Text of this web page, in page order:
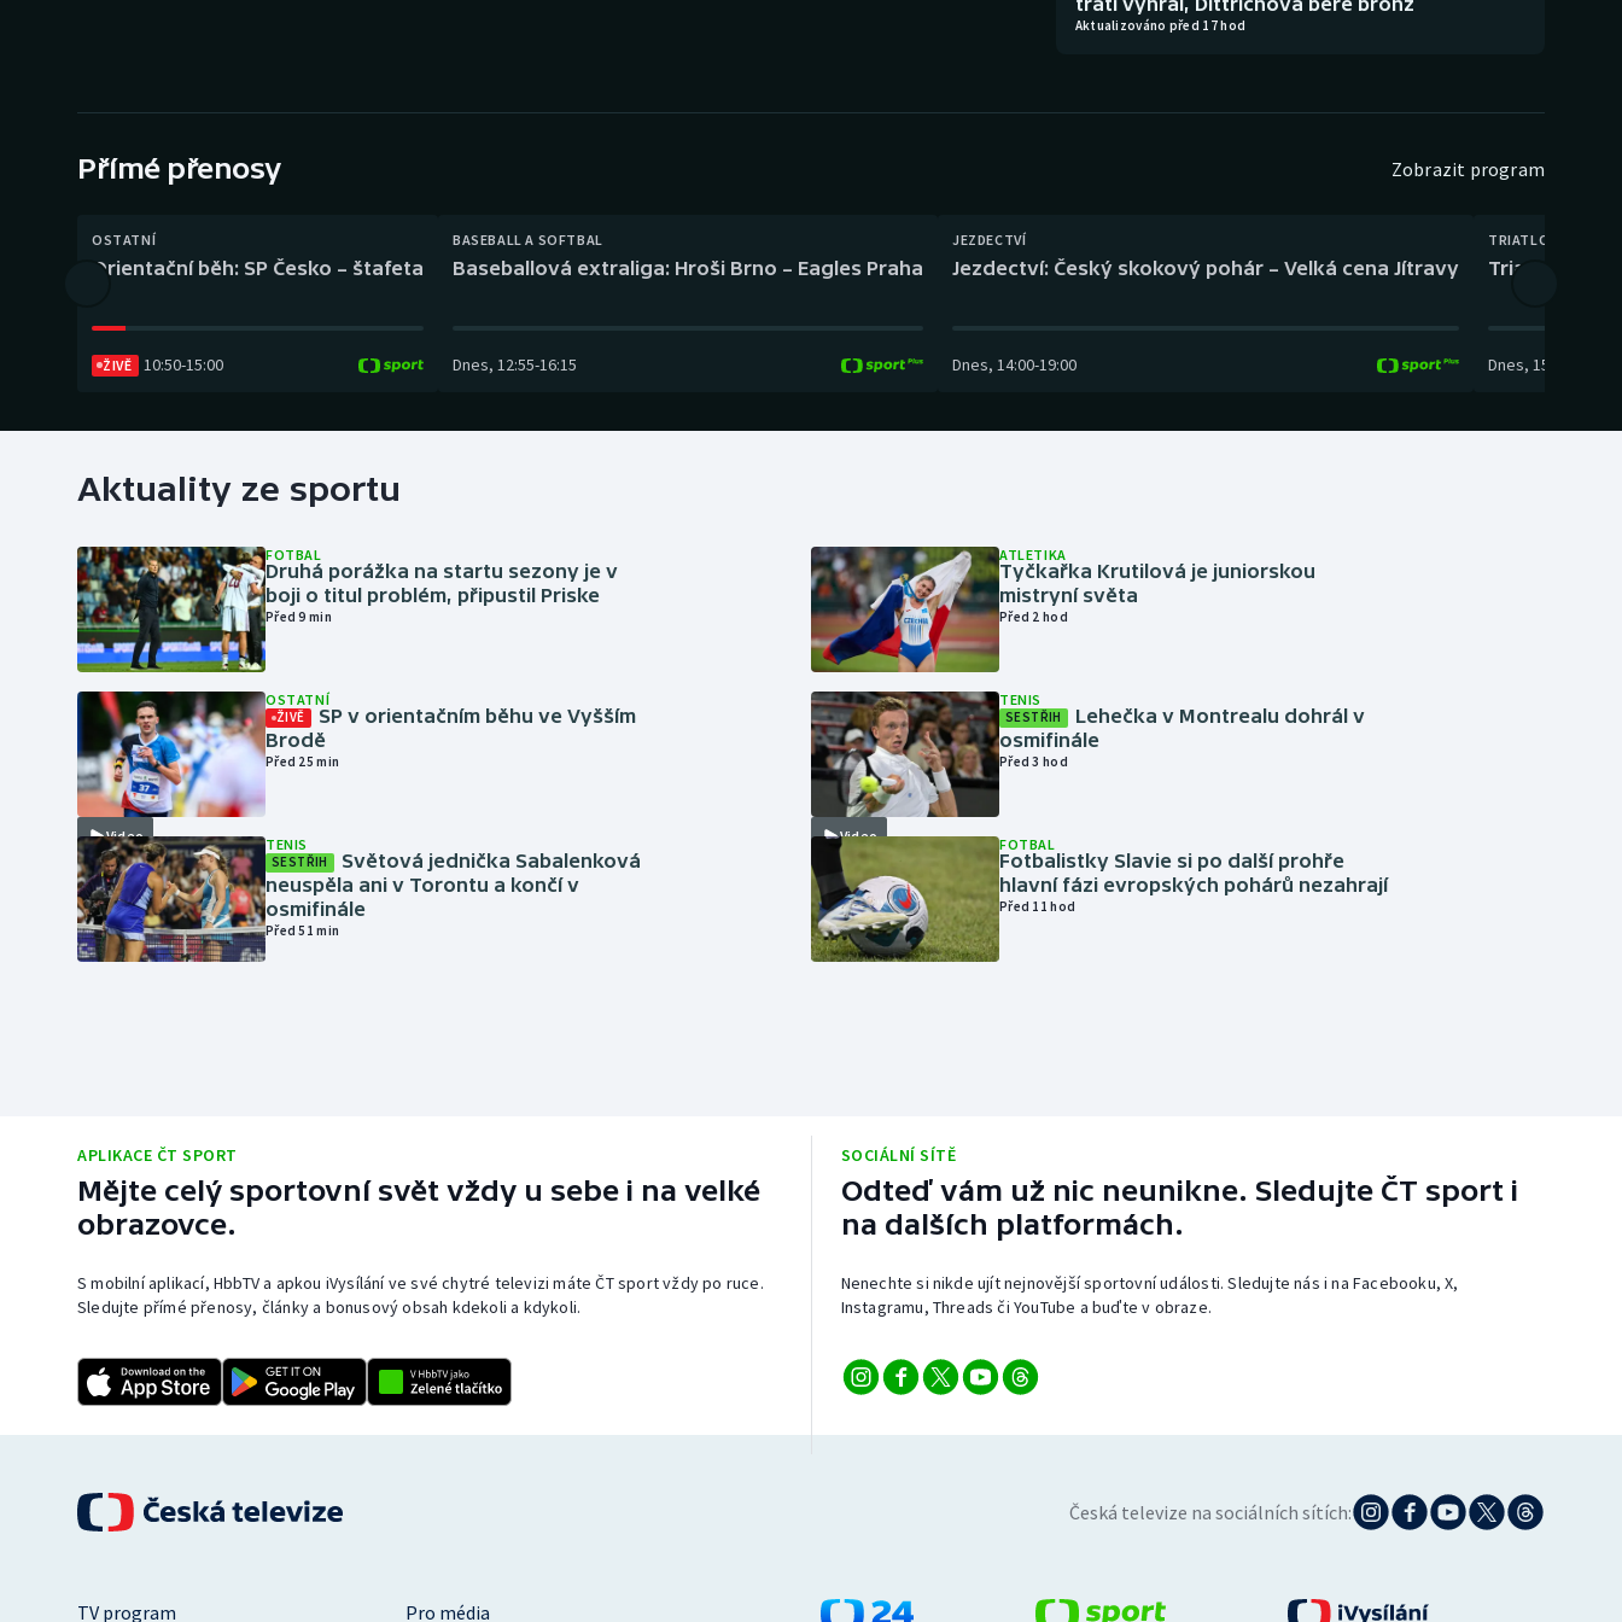
Aktualizováno před 17 hod
Přímé přenosy Zobrazit program
OSTATNÍ
Orientační běh: SP Česko – štafeta
ŽIVĚ 10:50-15:00
BASEBALL A SOFTBAL
Baseballová extraliga: Hroši Brno – Eagles Praha
Dnes, 12:55-16:15
JEZDECTVÍ
Jezdectví: Český skokový pohár – Velká cena Jítravy
Dnes, 14:00-19:00
TRIATLON
Triatlon:
Dnes, 15:00
Aktuality ze sportu
FOTBAL
Druhá porážka na startu sezony je v
boji o titul problém, připustil Priske
Před 9 min
Video
OSTATNÍ
ŽIVĚ
SP v orientačním běhu ve Vyšším
Brodě
Před 25 min
TENIS
SESTŘIH
Světová jednička Sabalenková
neuspěla ani v Torontu a končí v
osmifinále
Před 51 min
ATLETIKA
Tyčkařka Krutilová je juniorskou
mistryní světa
Před 2 hod
Video
TENIS
SESTŘIH
Lehečka v Montrealu dohrál v
osmifinále
Před 3 hod
FOTBAL
Fotbalistky Slavie si po další prohře
hlavní fázi evropských pohárů nezahrají
Před 11 hod
APLIKACE ČT SPORT
Mějte celý sportovní svět vždy u sebe i na velké
obrazovce.
S mobilní aplikací, HbbTV a apkou iVysílání ve své chytré televizi máte ČT sport vždy po ruce.
Sledujte přímé přenosy, články a bonusový obsah kdekoli a kdykoli.
SOCIÁLNÍ SÍTĚ
Odteď vám už nic neunikne. Sledujte ČT sport i
na dalších platformách.
Nenechte si nikde ujít nejnovější sportovní události. Sledujte nás i na Facebooku, X,
Instagramu, Threads či YouTube a buďte v obraze.
Česká televize na sociálních sítích:
TV program Pro média